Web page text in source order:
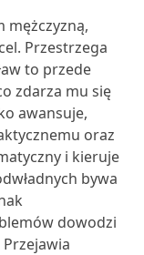
mężczyzną,
Przestrzega
to przede
zdarza mu się
awansuje,
oraz
i kieruje
bywa
dowodzi